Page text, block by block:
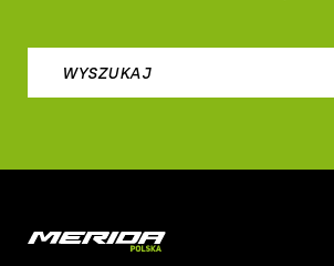
airborne
cst
woj. opolskie
WYSZUKAJ